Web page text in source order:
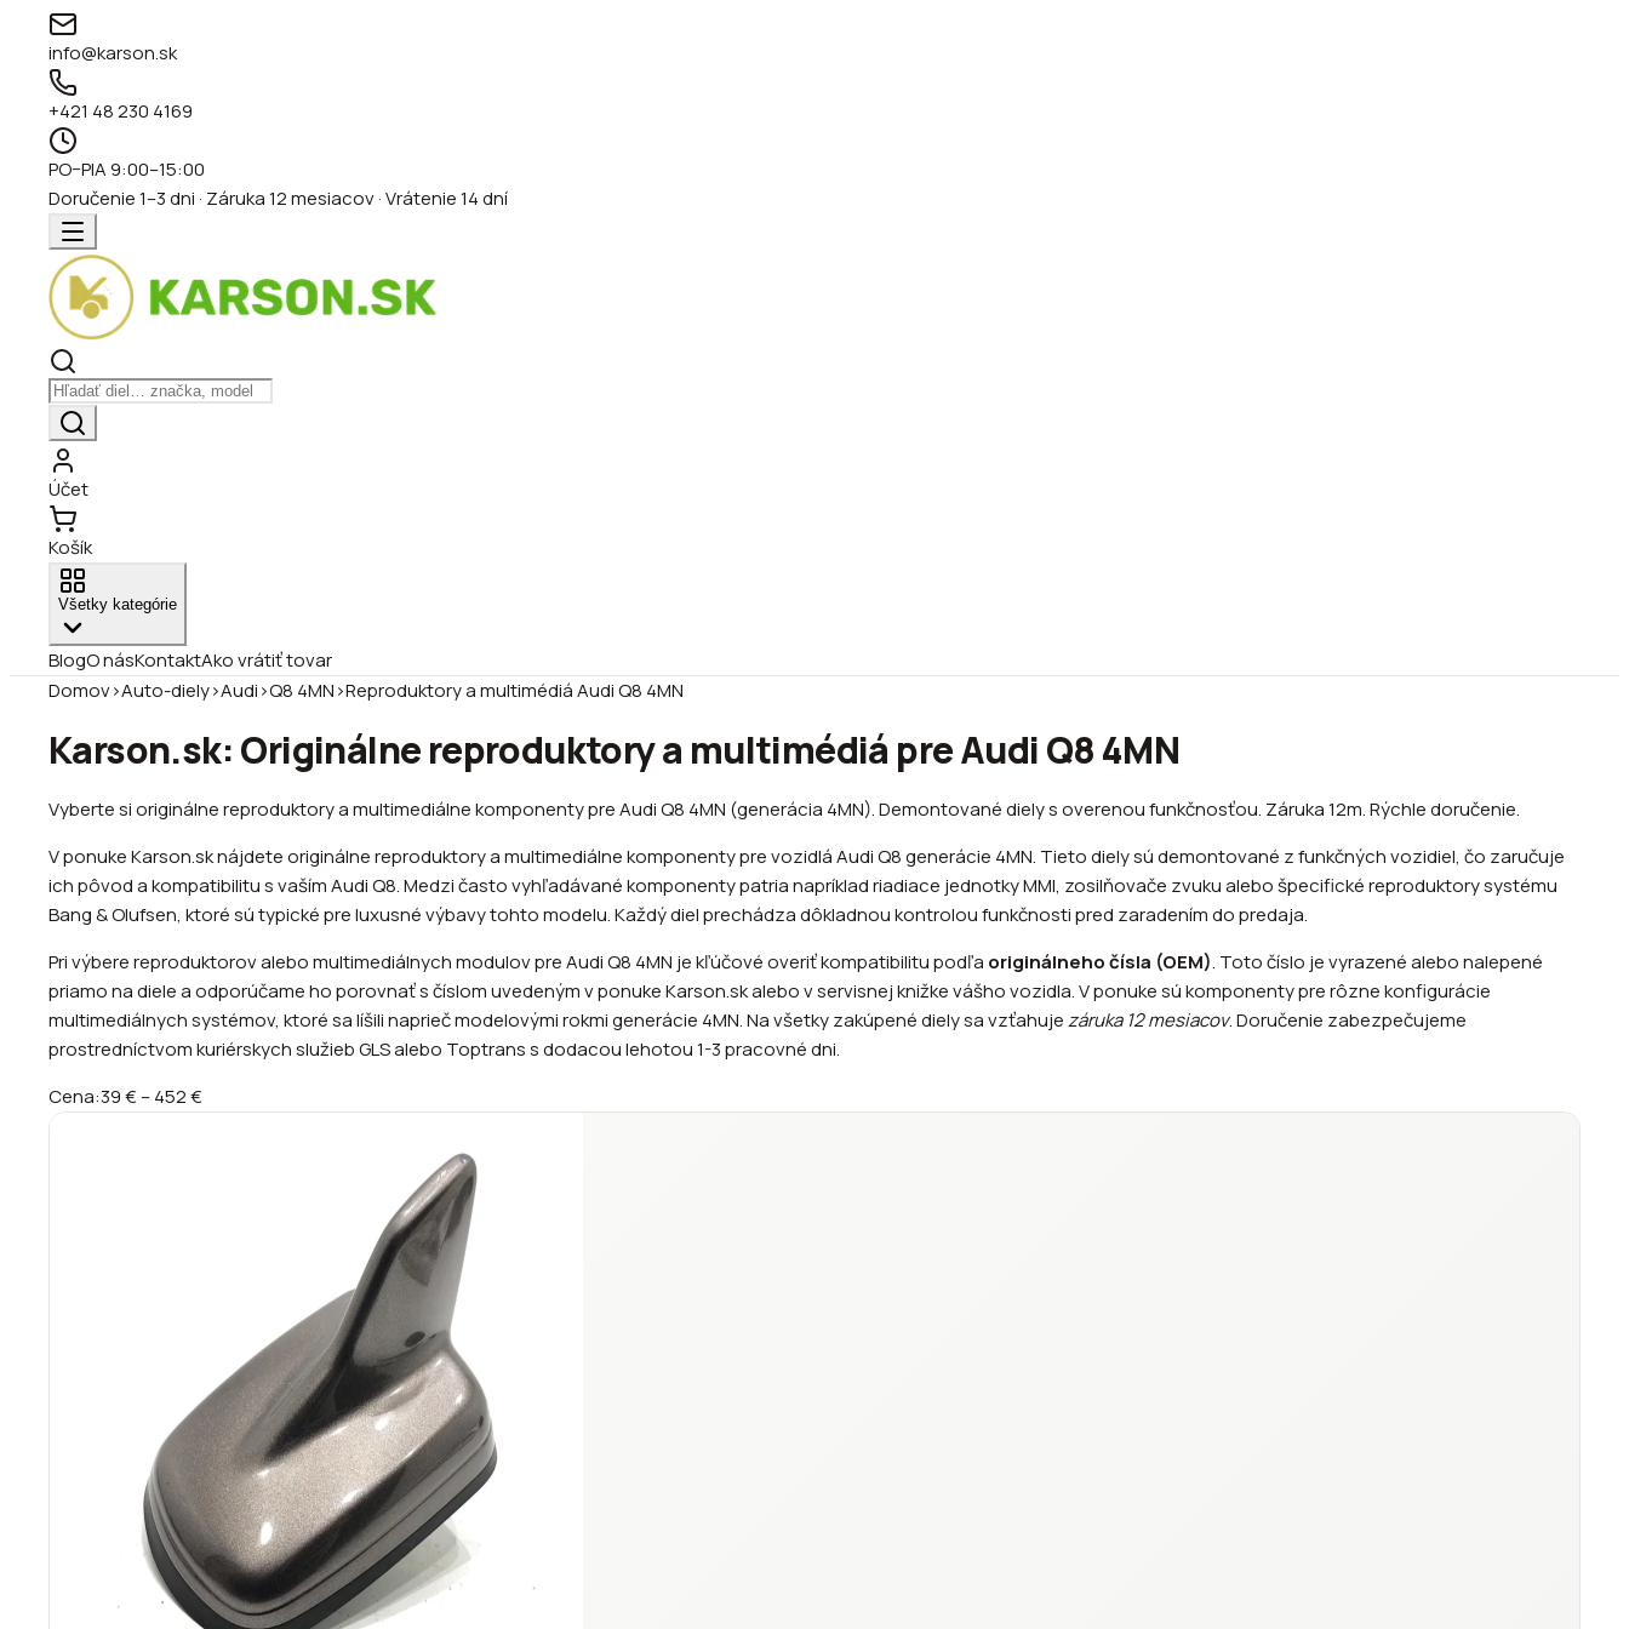
info@karson.sk
+421 48 230 4169
PO–PIA 9:00–15:00
Doručenie 1–3 dni · Záruka 12 mesiacov · Vrátenie 14 dní
Účet
Košík
Všetky kategórie
BlogO násKontaktAko vrátiť tovar
Domov›Auto-diely›Audi›Q8 4MN›Reproduktory a multimédiá Audi Q8 4MN
Karson.sk: Originálne reproduktory a multimédiá pre Audi Q8 4MN
Vyberte si originálne reproduktory a multimediálne komponenty pre Audi Q8 4MN (generácia 4MN). Demontované diely s overenou funkčnosťou. Záruka 12m. Rýchle doručenie.
V ponuke Karson.sk nájdete originálne reproduktory a multimediálne komponenty pre vozidlá Audi Q8 generácie 4MN. Tieto diely sú demontované z funkčných vozidiel, čo zaručuje
ich pôvod a kompatibilitu s vaším Audi Q8. Medzi často vyhľadávané komponenty patria napríklad riadiace jednotky MMI, zosilňovače zvuku alebo špecifické reproduktory systému
Bang & Olufsen, ktoré sú typické pre luxusné výbavy tohto modelu. Každý diel prechádza dôkladnou kontrolou funkčnosti pred zaradením do predaja.
Pri výbere reproduktorov alebo multimediálnych modulov pre Audi Q8 4MN je kľúčové overiť kompatibilitu podľa originálneho čísla (OEM). Toto číslo je vyrazené alebo nalepené
priamo na diele a odporúčame ho porovnať s číslom uvedeným v ponuke Karson.sk alebo v servisnej knižke vášho vozidla. V ponuke sú komponenty pre rôzne konfigurácie
multimediálnych systémov, ktoré sa líšili naprieč modelovými rokmi generácie 4MN. Na všetky zakúpené diely sa vzťahujezáruka 12 mesiacov. Doručenie zabezpečujeme
prostredníctvom kuriérskych služieb GLS alebo Toptrans s dodacou lehotou 1-3 pracovné dni.
Cena:39 €–452 €